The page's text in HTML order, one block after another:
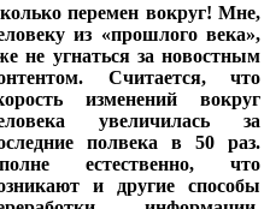
перемен вокруг! Мне,
из «прошлого века»,
не угнаться за новостным
Считается, что
изменений вокруг
увеличилась за
полвека в 50 раз.
естественно, что
и другие способы